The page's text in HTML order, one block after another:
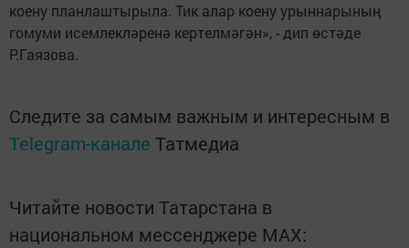
коену планлаштырыла. Тик алар коену урыннарының
гомуми исемлекләренә кертелмәгән», - дип өстәде
Р.Гаязова.
Следите за самым важным и интересным в
Telegram-канале Татмедиа
Читайте новости Татарстана в
национальном мессенджере MАХ: